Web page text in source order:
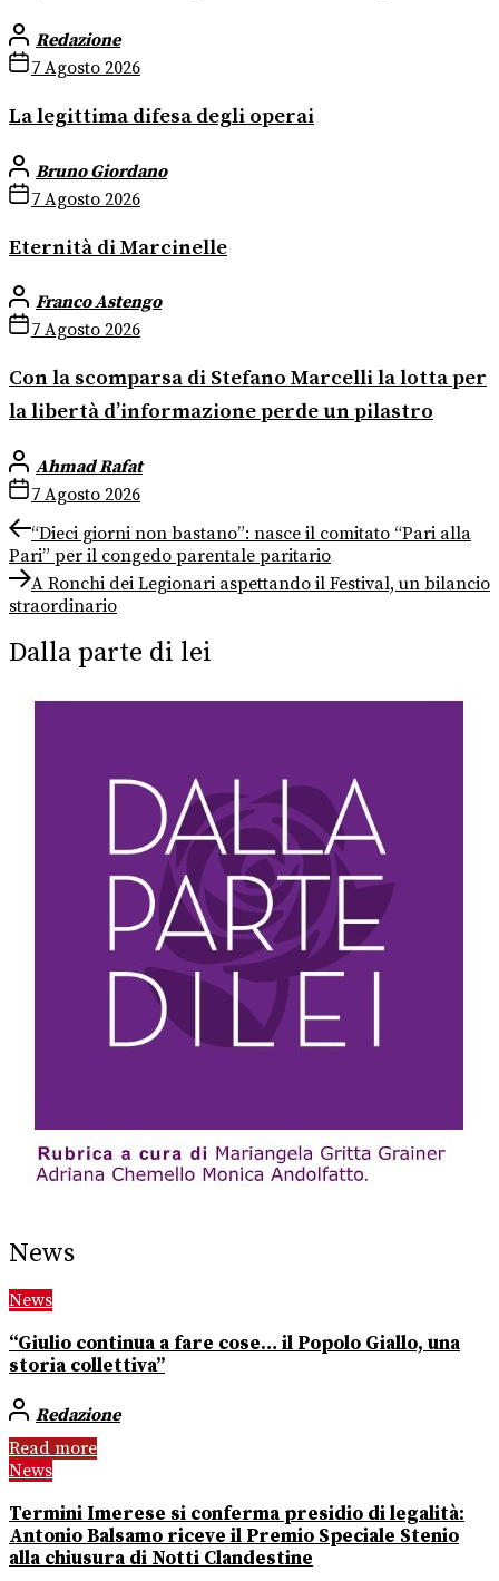
Redazione
7 Agosto 2026
La legittima difesa degli operai
Bruno Giordano
7 Agosto 2026
Eternità di Marcinelle
Franco Astengo
7 Agosto 2026
Con la scomparsa di Stefano Marcelli la lotta per
la libertà d’informazione perde un pilastro
Ahmad Rafat
7 Agosto 2026
Navigazione
articoli
Previous
post:
“Dieci giorni non bastano”: nasce il comitato “Pari alla
Pari” per il congedo parentale paritario
Next
post:
A Ronchi dei Legionari aspettando il Festival, un bilancio
straordinario
Dalla parte di lei
News
News
“Giulio continua a fare cose… il Popolo Giallo, una
storia collettiva”
Redazione
Read more
News
Termini Imerese si conferma presidio di legalità:
Antonio Balsamo riceve il Premio Speciale Stenio
alla chiusura di Notti Clandestine